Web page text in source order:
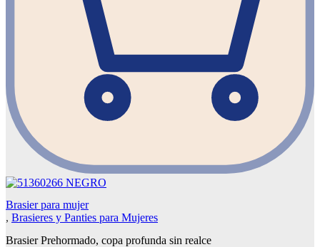
Brasier para mujer
, Brasieres y Panties para Mujeres
Brasier Prehormado, copa profunda sin realce